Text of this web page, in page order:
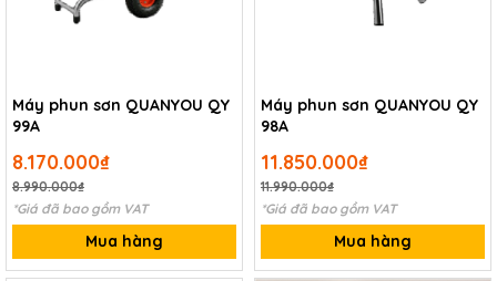
Máy phun sơn QUANYOU QY
99A
8.170.000₫
8.990.000₫
*Giá đã bao gồm VAT
Mua hàng
Máy phun sơn QUANYOU QY
98A
11.850.000₫
11.990.000₫
*Giá đã bao gồm VAT
Mua hàng